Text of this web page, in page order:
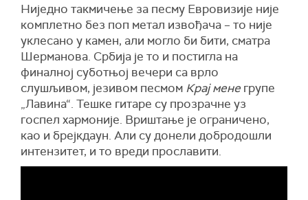
Ниједно такмичење за песму Евровизије није
комплетно без поп метал извођача – то није
уклесано у камен, али могло би бити, сматра
Шерманова. Србија је то и постигла на
финалној суботњој вечери са врло
слушљивом, језивом песмом Крај менегрупе
„Лавина“. Тешке гитаре су прозрачне уз
госпел хармоније. Вриштање је ограничено,
као и брејкдаун. Али су донели добродошли
интензитет, и то вреди прославити.